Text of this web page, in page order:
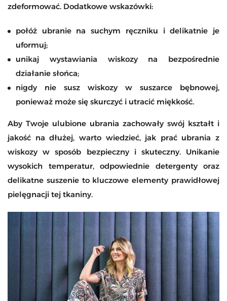
zdeformować. Dodatkowe wskazówki:
połóż ubranie na suchym ręczniku i delikatnie je
uformuj;
unikaj wystawiania wiskozy na bezpośrednie
działanie słońca;
nigdy nie susz wiskozy w suszarce bębnowej,
ponieważ może się skurczyć i utracić miękkość.
Aby Twoje ulubione ubrania zachowały swój kształt i
jakość na dłużej, warto wiedzieć, jak prać ubrania z
wiskozy w sposób bezpieczny i skuteczny. Unikanie
wysokich temperatur, odpowiednie detergenty oraz
delikatne suszenie to kluczowe elementy prawidłowej
pielęgnacji tej tkaniny.